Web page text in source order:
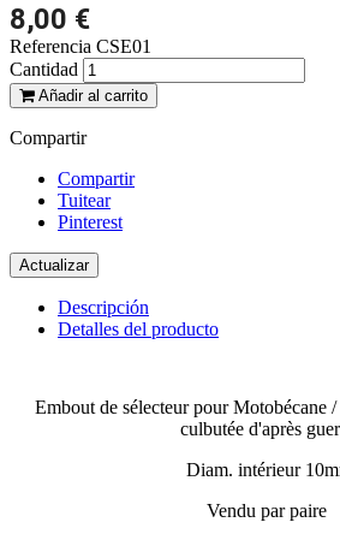
8,00 €
Referencia CSE01
Cantidad
Añadir al carrito
Compartir
Compartir
Tuitear
Pinterest
Descripción
Detalles del producto
Embout de sélecteur pour Motobécane
culbutée d'après
Diam. intérieur
Vendu par paire